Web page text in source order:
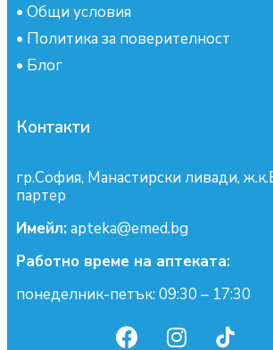
• Общи условия
• Политика за поверителност
• Блог
Контакти
гр.София, Манастирски ливади,
партер
Имейл:apteka@emed.bg
Работно време на аптеката:
понеделник-петък: 09:30 – 17:30